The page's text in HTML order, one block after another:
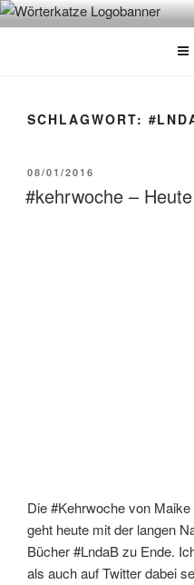
Zum
InhaltVon Büchern erzählen
SCHLAGWORT:
VERÖFFENTLICHT
AM
08/01/2016
#kehrwoche –
Die #Kehrwoche von
geht heute mit der langen
Bücher #LndaB zu Ende.
als auch auf Twitter dabei